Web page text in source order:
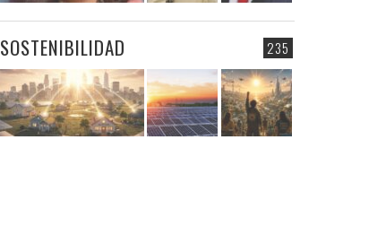
235
SOSTENIBILIDAD